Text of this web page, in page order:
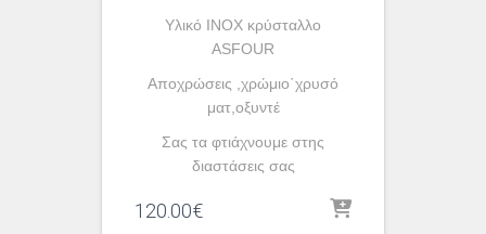
Υλικό INOX κρύσταλλο
ASFOUR
Αποχρώσεις ,χρώμιο΄χρυσό
ματ,οξυντέ
Σας τα φτιάχνουμε στης
διαστάσεις σας
120.00€